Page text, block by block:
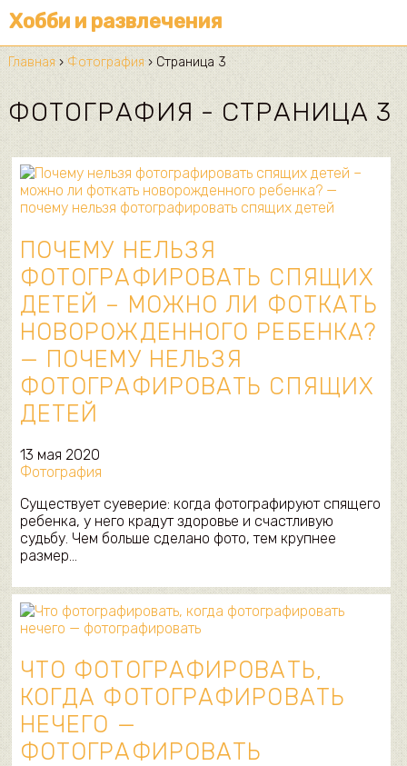
Хобби и развлечения
Главная › Фотография › Страница 3
ФОТОГРАФИЯ - СТРАНИЦА 3
ПОЧЕМУ НЕЛЬЗЯ
ФОТОГРАФИРОВАТЬ СПЯЩИХ
ДЕТЕЙ – МОЖНО ЛИ ФОТКАТЬ
НОВОРОЖДЕННОГО РЕБЕНКА?
— ПОЧЕМУ НЕЛЬЗЯ
ФОТОГРАФИРОВАТЬ СПЯЩИХ
ДЕТЕЙ
13 мая 2020
Фотография
Существует суеверие: когда фотографируют спящего
ребенка, у него крадут здоровье и счастливую
судьбу. Чем больше сделано фото, тем крупнее
размер…
ЧТО ФОТОГРАФИРОВАТЬ,
КОГДА ФОТОГРАФИРОВАТЬ
НЕЧЕГО —
ФОТОГРАФИРОВАТЬ